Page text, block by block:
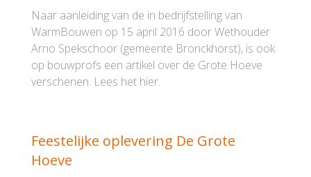
Naar aanleiding van de in bedrijfstelling van
WarmBouwen op 15 april 2016 door Wethouder
Arno Spekschoor (gemeente Bronckhorst), is ook
op bouwprofs een artikel over de Grote Hoeve
verschenen. Lees het hier.
Feestelijke oplevering De Grote
Hoeve